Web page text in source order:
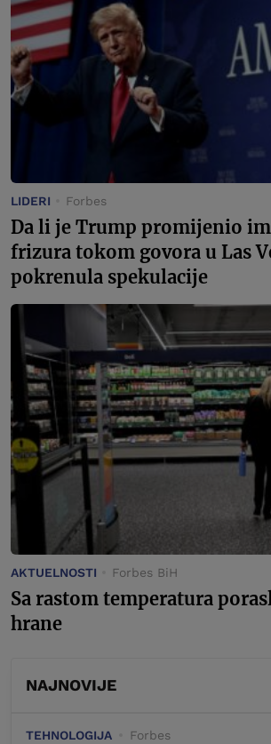
LIDERI Forbes
Da li je Trump promijenio
frizura tokom govora u Las
pokrenula spekulacije
AKTUELNOSTI Forbes BiH
Sa rastom temperatura
hrane
NAJNOVIJE
TEHNOLOGIJA Forbes